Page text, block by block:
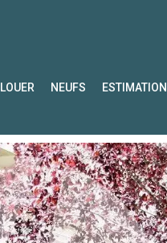
LOUER NEUFS ESTIMATION